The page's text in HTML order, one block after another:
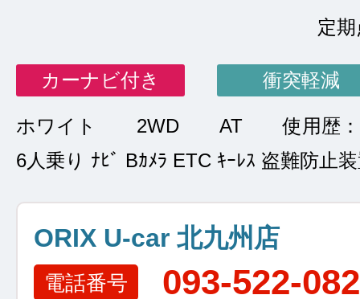
定
カーナビ付き 衝突軽減
ホワイト 2WD AT
使用歴
6人乗り ﾅﾋﾞ Bｶﾒﾗ ETC ｷｰﾚｽ 盗難防止
ORIX U-car 北九州店
電話番号 093-522-